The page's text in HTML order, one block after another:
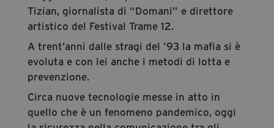
Tizian, giornalista di “Domani” e direttore
artistico del Festival Trame 12.
A trent’anni dalle stragi del ’93 la mafia si è
evoluta e con lei anche i metodi di lotta e
prevenzione.
Circa nuove tecnologie messe in atto in
quello che è un fenomeno pandemico, oggi